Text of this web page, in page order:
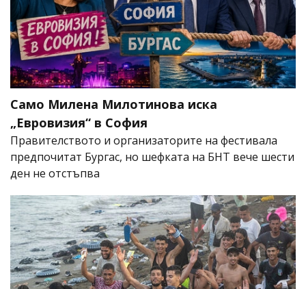
Само Милена Милотинова иска
„Евровизия“ в София
Правителството и организаторите на фестивала
предпочитат Бургас, но шефката на БНТ вече шести
ден не отстъпва